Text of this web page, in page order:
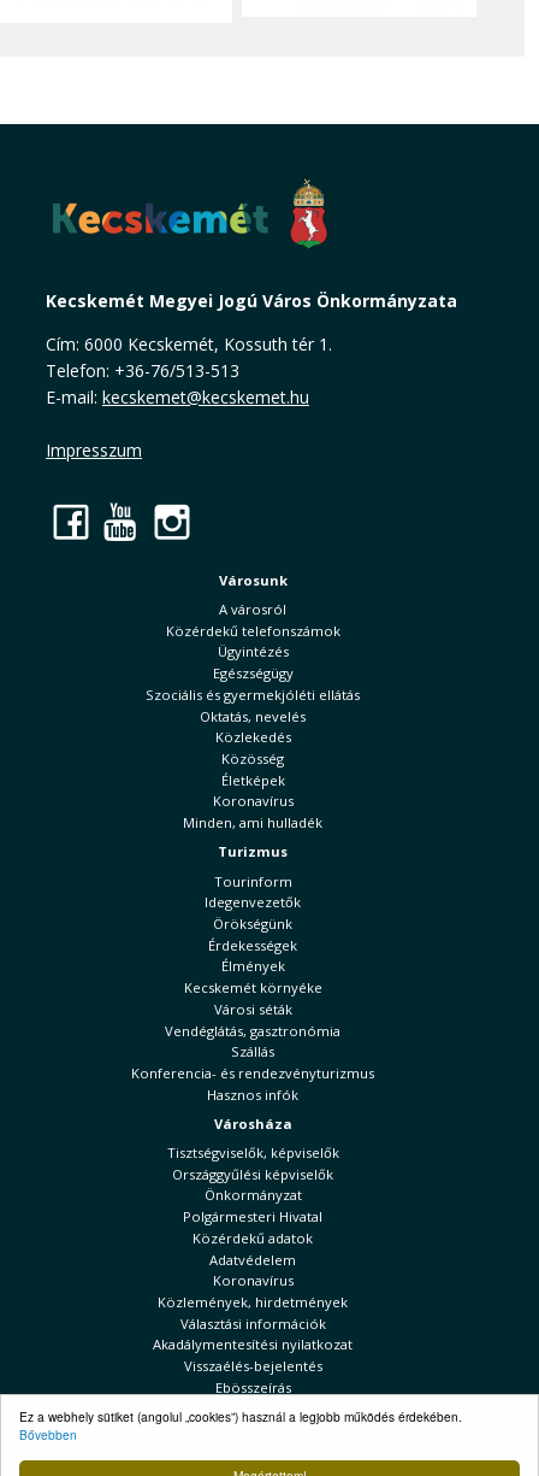
Ez a webhely sütiket (angolul „cookies”) használ a legjobb működés érdekében.
Bővebben
Kecskemét Megyei Jogú Város Önkormányzata
Cím: 6000 Kecskemét, Kossuth tér 1.
Telefon: +36-76/513-513
E-mail: kecskemet@kecskemet.hu
Impresszum
Facebook
YouTube
Városunk
A városról
Közérdekű telefonszámok
Ügyintézés
Egészségügy
Szociális és gyermekjóléti ellátás
Oktatás, nevelés
Közlekedés
Közösség
Életképek
Koronavírus
Minden, ami hulladék
Turizmus
Tourinform
Idegenvezetők
Örökségünk
Érdekességek
Élmények
Kecskemét környéke
Városi séták
Vendéglátás, gasztronómia
Szállás
Konferencia- és rendezvényturizmus
Hasznos infók
Városháza
Tisztségviselők, képviselők
Országgyűlési képviselők
Önkormányzat
Polgármesteri Hivatal
Közérdekű adatok
Adatvédelem
Koronavírus
Közlemények, hirdetmények
Választási információk
Akadálymentesítési nyilatkozat
Visszaélés-bejelentés
Ebösszeírás
Kecskeméti Hírek